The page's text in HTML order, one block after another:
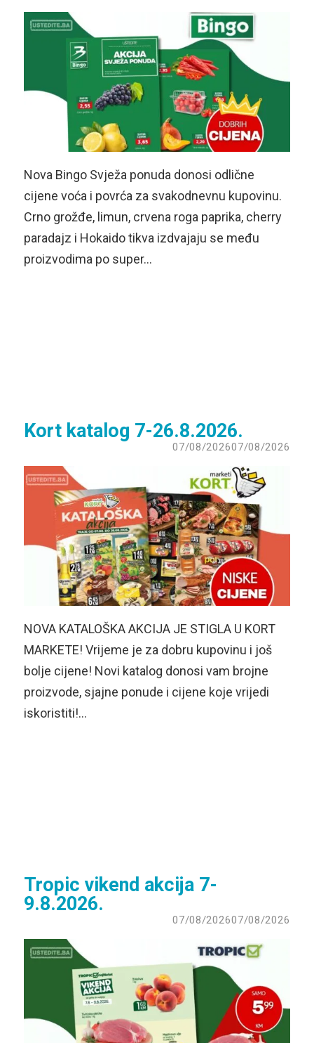
Nova Bingo Svježa ponuda donosi odlične
cijene voća i povrća za svakodnevnu kupovinu.
Crno grožđe, limun, crvena roga paprika, cherry
paradajz i Hokaido tikva izdvajaju se među
proizvodima po super…
Kort katalog 7-26.8.2026.
07/08/202607/08/2026
NOVA KATALOŠKA AKCIJA JE STIGLA U KORT
MARKETE! Vrijeme je za dobru kupovinu i još
bolje cijene! Novi katalog donosi vam brojne
proizvode, sjajne ponude i cijene koje vrijedi
iskoristiti!…
Tropic vikend akcija 7-
9.8.2026.
07/08/202607/08/2026